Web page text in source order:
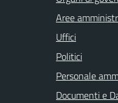
Aree
Uffici
Politici
Personale
Documenti e